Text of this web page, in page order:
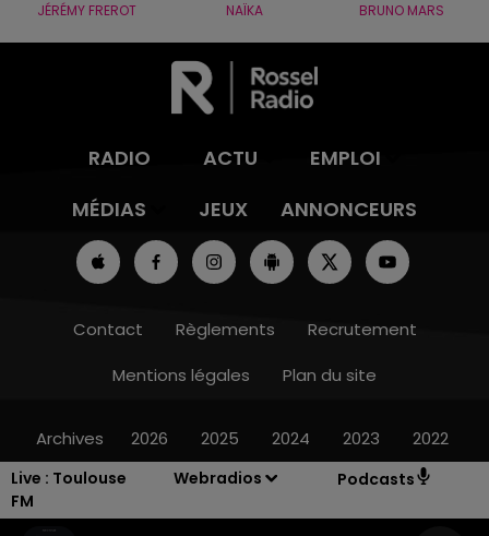
Live : Toulouse
FM
Webradios Podcasts
JÉRÉMY FREROT NAÏKA BRUNO MARS
RADIO ACTU
EMPLOI
MÉDIAS
JEUX ANNONCEURS
Contact Règlements
Recrutement
Mentions légales
Plan du site
Archives 2026 2025 2024 2023 2022